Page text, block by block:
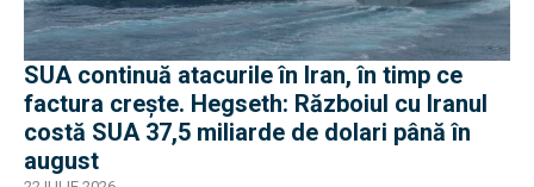
SUA continuă atacurile în Iran, în timp ce
factura crește. Hegseth: Războiul cu Iranul
costă SUA 37,5 miliarde de dolari până în
august